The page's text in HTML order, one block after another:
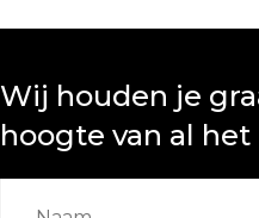
Wij houden je
hoogte van al